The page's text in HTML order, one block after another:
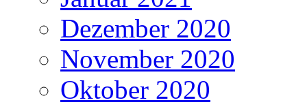
Dezember 2020
November 2020
Oktober 2020